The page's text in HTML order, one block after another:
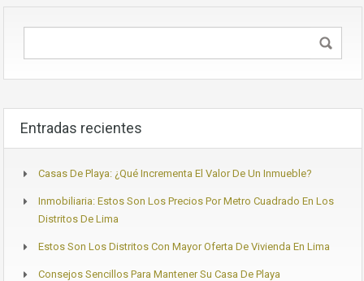
Entradas recientes
Casas De Playa: ¿Qué Incrementa El Valor De Un Inmueble?
Inmobiliaria: Estos Son Los Precios Por Metro Cuadrado En Los
Distritos De Lima
Estos Son Los Distritos Con Mayor Oferta De Vivienda En Lima
Consejos Sencillos Para Mantener Su Casa De Playa